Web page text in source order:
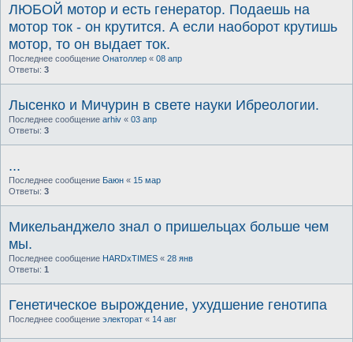
ЛЮБОЙ мотор и есть генератор. Подаешь на
мотор ток - он крутится. А если наоборот крутишь
мотор, то он выдает ток.
Последнее сообщение Онатоллер « 08 апр
Ответы: 3
Лысенко и Мичурин в свете науки Ибреологии.
Последнее сообщение arhiv « 03 апр
Ответы: 3
...
Последнее сообщение Баюн « 15 мар
Ответы: 3
Микельанджело знал о пришельцах больше чем
мы.
Последнее сообщение HARDxTIMES « 28 янв
Ответы: 1
Генетическое вырождение, ухудшение генотипа
Последнее сообщение электорат « 14 авг